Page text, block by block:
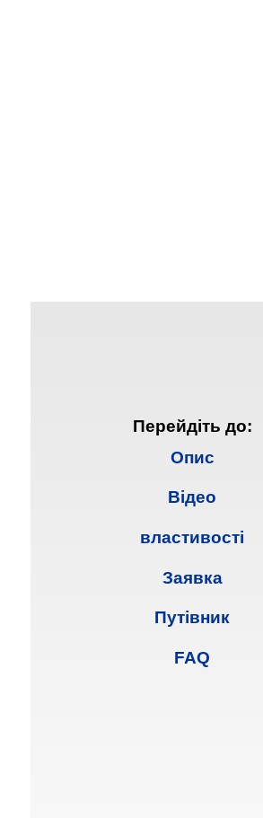
Перейдіть до:
Опис
Відео
властивості
Заявка
Путівник
FAQ